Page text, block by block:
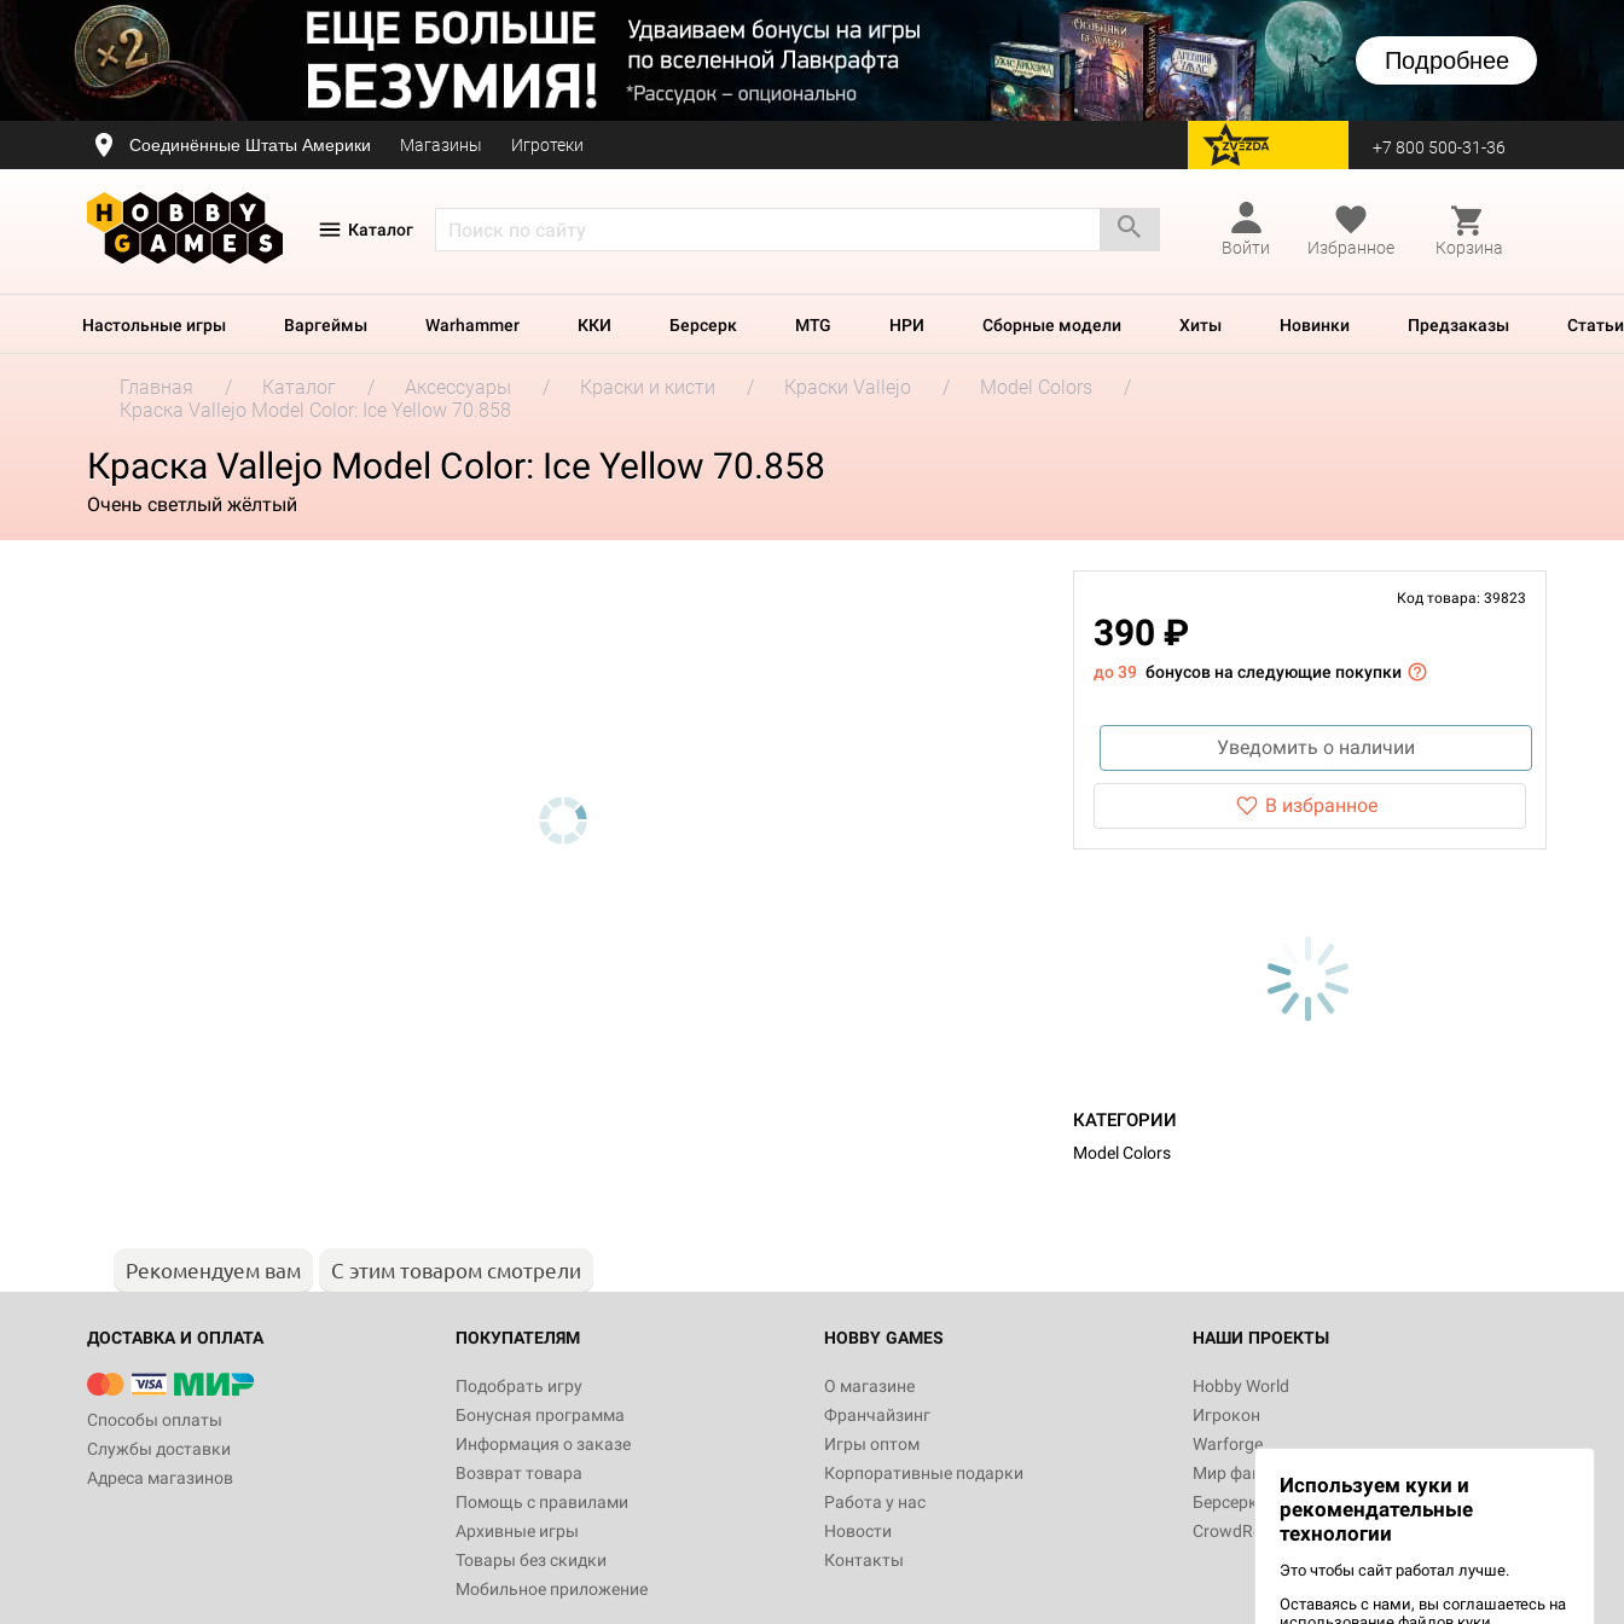
Подробнее
Соединённые Штаты Америки Магазины Игротеки перейти на Zvezda +7 800 500-31-36
Каталог
Войти
Избранное Корзина
Настольные игры Варгеймы Warhammer ККИ Берсерк MTG НРИ Сборные модели Хиты Новинки Предзаказы Статьи
Главная Каталог Аксессуары Краски и кисти Краски Vallejo
Model Colors
Краска Vallejo Model Color: Ice Yellow 70.858
Краска Vallejo Model Color: Ice Yellow 70.858
Очень светлый жёлтый
Код товара: 39823
390 ₽
до 39 бонусов на следующие покупки
Уведомить о наличии
В избранное
КАТЕГОРИИ
Model Colors
Рекомендуем вам С этим товаром смотрели
ДОСТАВКА И ОПЛАТА
Способы оплаты
Службы доставки
Адреса магазинов
ПОКУПАТЕЛЯМ
Подобрать игру
Бонусная программа
Информация о заказе
Возврат товара
Помощь с правилами
Архивные игры
Товары без скидки
Мобильное приложение
HOBBY GAMES
О магазине
Франчайзинг
Игры оптом
Корпоративные подарки
Работа у нас
Новости
Контакты
НАШИ ПРОЕКТЫ
Hobby World
Игрокон
Warforge
Мир фантастики
Берсерк
CrowdRepublic
Используем куки и
рекомендательные
технологии
Это чтобы сайт работал лучше.
Оставаясь с нами, вы соглашаетесь на